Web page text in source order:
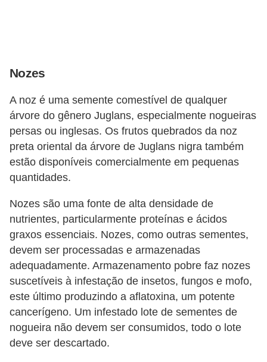
Nozes
A noz é uma semente comestível de qualquer
árvore do gênero Juglans, especialmente nogueiras
persas ou inglesas. Os frutos quebrados da noz
preta oriental da árvore de Juglans nigra também
estão disponíveis comercialmente em pequenas
quantidades.
Nozes são uma fonte de alta densidade de
nutrientes, particularmente proteínas e ácidos
graxos essenciais. Nozes, como outras sementes,
devem ser processadas ​​e armazenadas
adequadamente. Armazenamento pobre faz nozes
suscetíveis à infestação de insetos, fungos e mofo,
este último produzindo a aflatoxina, um potente
cancerígeno. Um infestado lote de sementes de
nogueira não devem ser consumidos, todo o lote
deve ser descartado.